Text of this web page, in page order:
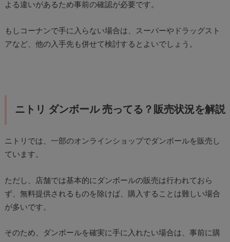
よる違いがあるため事前の確認が必要です。
もしコーナンで手に入らない場合は、スーパーやドラッグスト
アなど、他の入手先も併せて検討するとよいでしょう。
ニトリ ダンボール 売ってる？販売状況を解説
ニトリでは、一部のオンラインショップでダンボールを販売し
ています。
ただし、店舗では基本的にダンボールの販売は行われておら
ず、無料提供されるものを除けば、購入することは難しい場合
が多いです。
そのため、ダンボールを確実に手に入れたい場合は、事前に購